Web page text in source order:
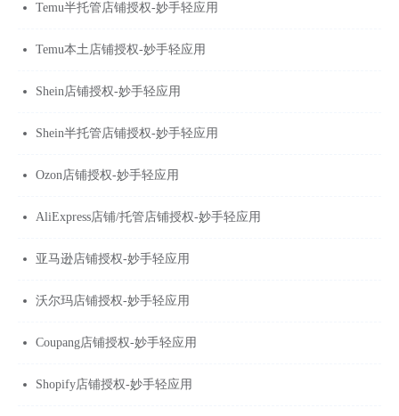
Temu半托管店铺授权-妙手轻应用
Temu本土店铺授权-妙手轻应用
Shein店铺授权-妙手轻应用
Shein半托管店铺授权-妙手轻应用
Ozon店铺授权-妙手轻应用
AliExpress店铺/托管店铺授权-妙手轻应用
亚马逊店铺授权-妙手轻应用
沃尔玛店铺授权-妙手轻应用
Coupang店铺授权-妙手轻应用
Shopify店铺授权-妙手轻应用